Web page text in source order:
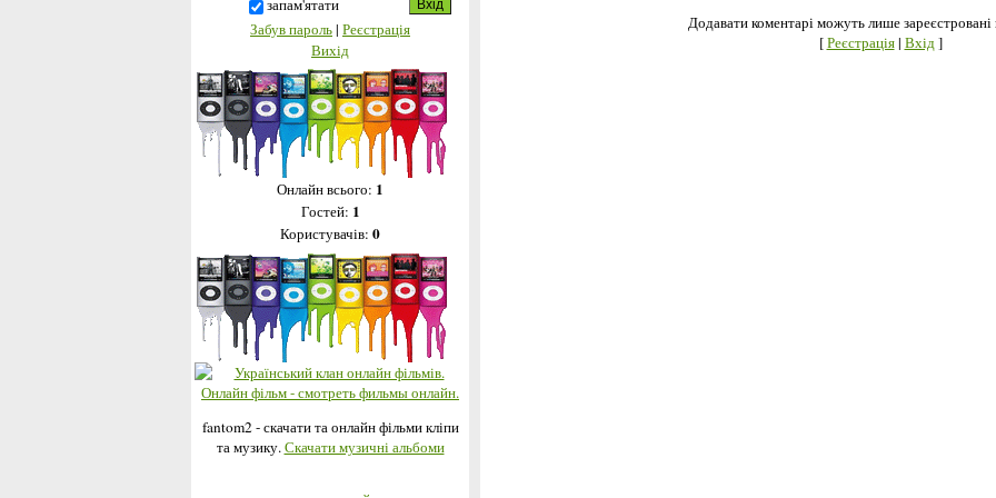
запам'ятати
Забув пароль| Реєстрація
Вихід
Онлайн всього: 1
Гостей: 1
Користувачів: 0
fantom2 - скачати та онлайн фільми кліпи
та музику.Скачати музичні альбоми
Додавати коментарі можуть лише зареєстровані
[Реєстрація| Вхід]